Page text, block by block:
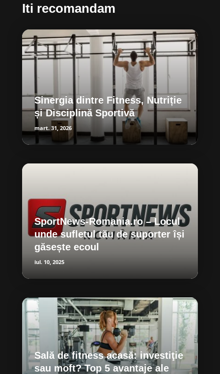
Iti recomandam
Sinergia dintre Fitness, Nutriție
și Disciplină Sportivă
mart. 31, 2026
SportNews-Romania.ro – Locul
unde sufletul tău de suporter își
găsește ecoul
iul. 10, 2025
Sală de fitness acasă: investiţie
sau moft? Top 5 avantaje ale